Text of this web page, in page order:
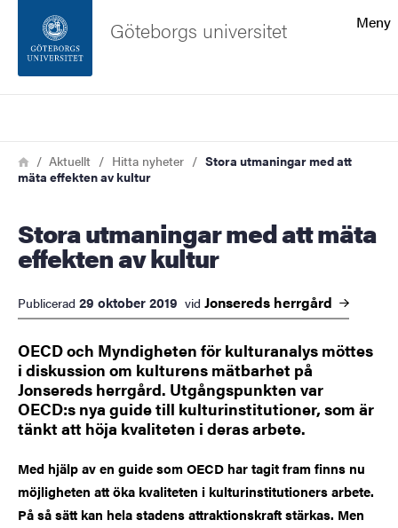
Sidfoten
Om webbplatsen
Meny
Göteborgs universitet
Länkstig
HemAktuellt Hitta nyheter
Stora utmaningar med att
mäta effekten av kultur
Stora utmaningar med att mäta
effekten av kultur
Publicerad 29 oktober 2019 vid Jonsereds herrgård
OECD och Myndigheten för kulturanalys möttes
i diskussion om kulturens mätbarhet på
Jonsereds herrgård. Utgångspunkten var
OECD:s nya guide till kulturinstitutioner, som är
tänkt att höja kvaliteten i deras arbete.
Med hjälp av en guide som OECD har tagit fram finns nu
möjligheten att öka kvaliteten i kulturinstitutioners arbete.
På så sätt kan hela stadens attraktionskraft stärkas. Men